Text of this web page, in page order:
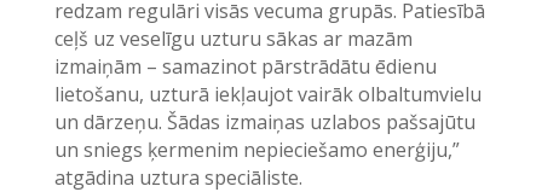
redzam regulāri visās vecuma grupās. Patiesībā
ceļš uz veselīgu uzturu sākas ar mazām
izmaiņām – samazinot pārstrādātu ēdienu
lietošanu, uzturā iekļaujot vairāk olbaltumvielu
un dārzeņu. Šādas izmaiņas uzlabos pašsajūtu
un sniegs ķermenim nepieciešamo enerģiju,”
atgādina uztura speciāliste.